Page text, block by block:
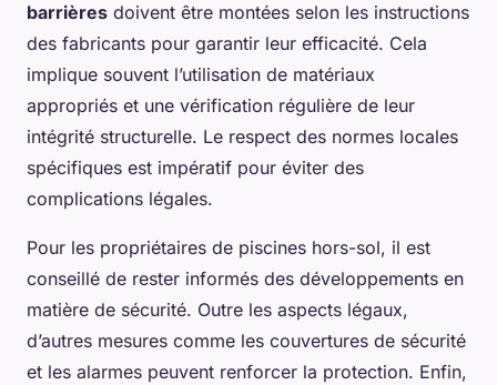
barrières doivent être montées selon les instructions
des fabricants pour garantir leur efficacité. Cela
implique souvent l’utilisation de matériaux
appropriés et une vérification régulière de leur
intégrité structurelle. Le respect des normes locales
spécifiques est impératif pour éviter des
complications légales.
Pour les propriétaires de piscines hors-sol, il est
conseillé de rester informés des développements en
matière de sécurité. Outre les aspects légaux,
d’autres mesures comme les couvertures de sécurité
et les alarmes peuvent renforcer la protection. Enfin,